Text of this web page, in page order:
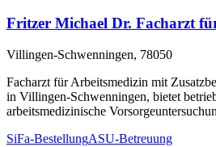
Fritzer Michael Dr. Facharzt
Villingen-Schwenningen, 78050
Facharzt für Arbeitsmedizin mit
in Villingen-Schwenningen, bietet
arbeitsmedizinische
SiFa-BestellungASU-Betreuung